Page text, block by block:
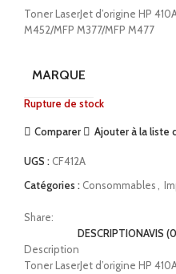
Toner LaserJet d’origine HP
M452/MFP M377/MFP M477
MARQUE
Rupture de stock
Comparer Ajouter à la liste
UGS : CF412A
Catégories : Consommables,
Share:
DESCRIPTIONAVIS
Description
Toner LaserJet d’origine HP